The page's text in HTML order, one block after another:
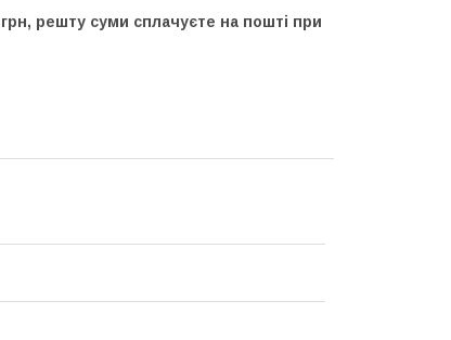
решту суми сплачуєте на пошті при